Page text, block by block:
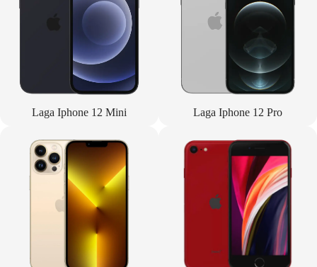
Laga Iphone 12 Mini Laga Iphone 12 Pro